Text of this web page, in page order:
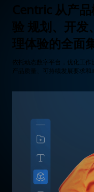
Centric 从产
验 规划、开发
理体验的全面
依托动态数字平台，优化工
产品质量、可持续发展要求和